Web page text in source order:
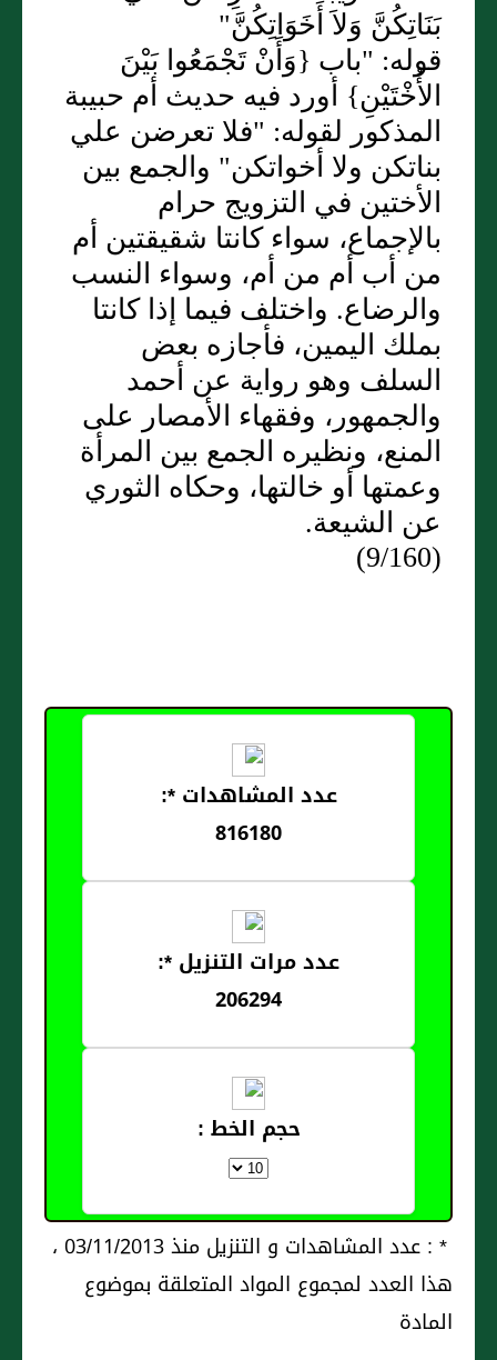
بَنَاتِكُنَّ وَلاَ أَخَوَاتِكُنَّ"
قوله: "باب {وَأَنْ تَجْمَعُوا بَيْنَ
الأُخْتَيْنِ} أورد فيه حديث أم حبيبة
المذكور لقوله: "فلا تعرضن علي
بناتكن ولا أخواتكن" والجمع بين
الأختين في التزويج حرام
بالإجماع، سواء كانتا شقيقتين أم
من أب أم من أم، وسواء النسب
والرضاع. واختلف فيما إذا كانتا
بملك اليمين، فأجازه بعض
السلف وهو رواية عن أحمد
والجمهور، وفقهاء الأمصار على
المنع، ونظيره الجمع بين المرأة
وعمتها أو خالتها، وحكاه الثوري
عن الشيعة.
(9/160)
عدد المشاهدات *:
816180
عدد مرات التنزيل *:
206294
حجم الخط :
* : عدد المشاهدات و التنزيل منذ 03/11/2013 ،
هذا العدد لمجموع المواد المتعلقة بموضوع
المادة